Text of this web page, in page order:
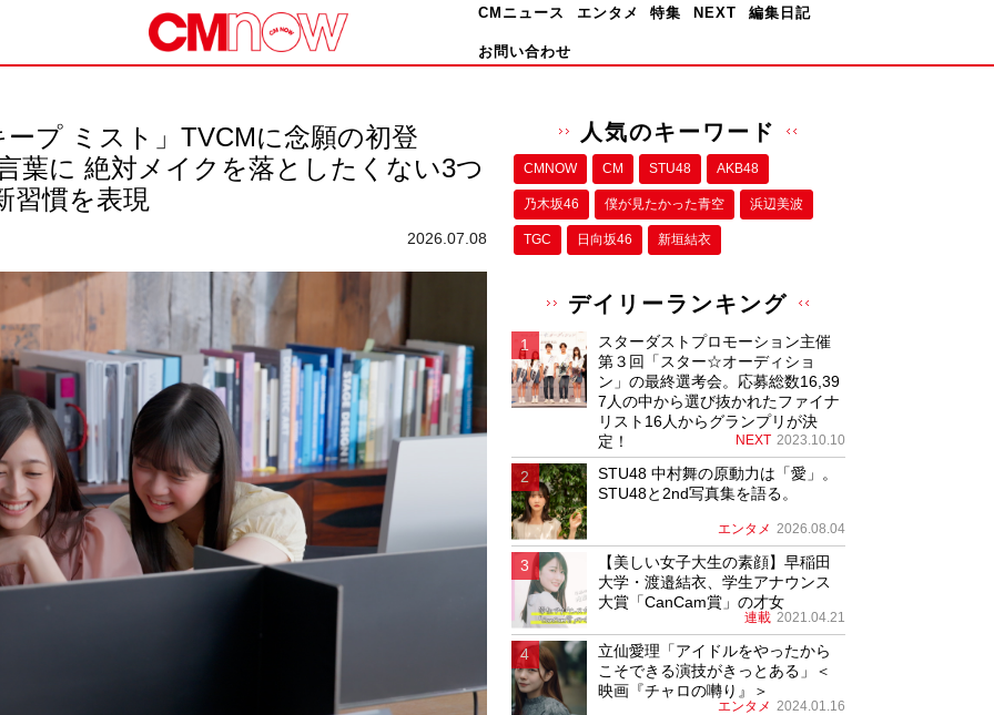
CMニュース エンタメ 特集 NEXT 編集日記
お問い合わせ
プ ミスト」TVCMに念願の初登
葉に 絶対メイクを落としたくない3つ
習慣を表現
2026.07.08
人気のキーワード
CMNOW CM STU48 AKB48
乃木坂46 僕が⾒たかった⻘空 浜辺美波
TGC 日向坂46 新垣結衣
デイリーランキング
スターダストプロモーション主催
第３回「スター☆オーディショ
ン」の最終選考会。応募総数16,39
7人の中から選び抜かれたファイナ
リスト16人からグランプリが決
定！
NEXT 2023.10.10
STU48 中村舞の原動力は「愛」。
STU48と2nd写真集を語る。
エンタメ 2026.08.04
【美しい女子大生の素顔】早稲田
大学・渡邉結衣、学生アナウンス
大賞「CanCam賞」の才女
連載 2021.04.21
立仙愛理「アイドルをやったから
こそできる演技がきっとある」＜
映画『チャロの囀り』＞
エンタメ 2024.01.16